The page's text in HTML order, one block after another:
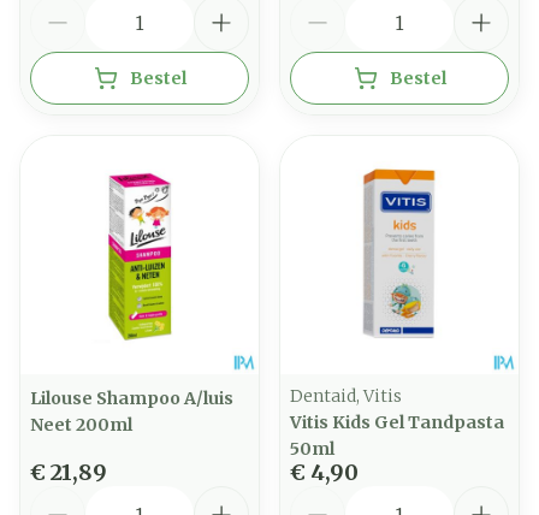
Bestel Bestel
Lilouse Shampoo A/luis
Neet 200ml
€ 21,89
Dentaid, Vitis
Vitis Kids Gel Tandpasta
50ml
€ 4,90